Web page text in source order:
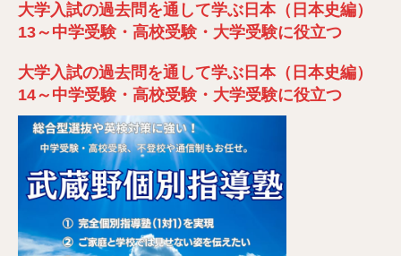
大学入試の過去問を通して学ぶ日本（日本史編）
13～中学受験・高校受験・大学受験に役立つ
大学入試の過去問を通して学ぶ日本（日本史編）
14～中学受験・高校受験・大学受験に役立つ